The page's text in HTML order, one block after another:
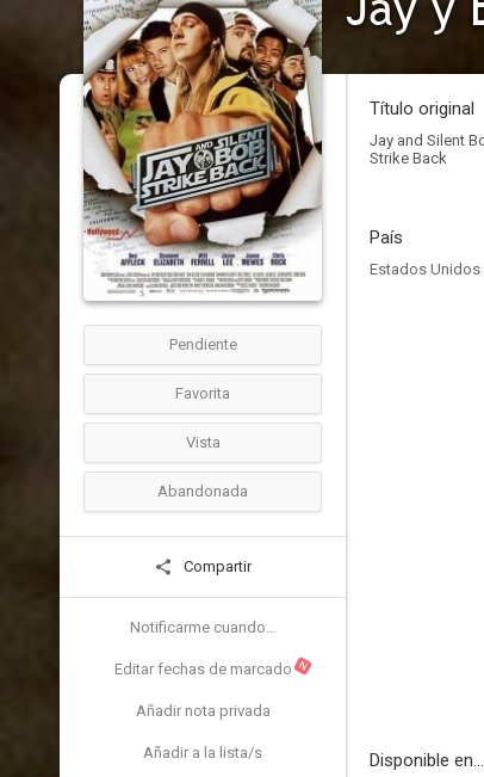
Pendiente
Favorita
Vista
Abandonada
Compartir
Notificarme cuando...
Editar fechas de marcado N
Añadir nota privada
Añadir a la lista/s
Título original
Jay and Silent
Strike Back
País
Estados Unidos
Disponible en...